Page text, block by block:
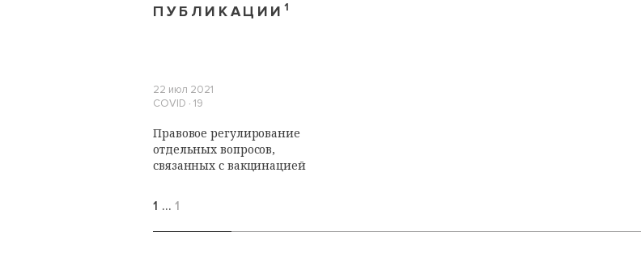
ПУБЛИКАЦИИ 1
22 июл 2021
COVID ∙ 19
Правовое регулирование
отдельных вопросов,
связанных с вакцинацией
1 … 1